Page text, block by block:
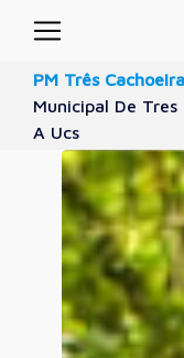
PM Três
Municipal De
A Ucs